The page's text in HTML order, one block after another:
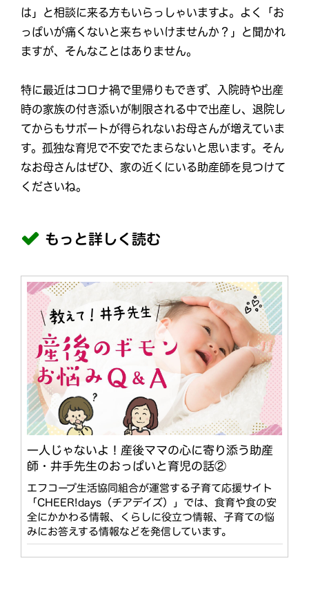
は」と相談に来る方もいらっしゃいますよ。よく「お
っぱいが痛くないと来ちゃいけませんか？」と聞かれ
ますが、そんなことはありません。
特に最近はコロナ禍で里帰りもできず、入院時や出産
時の家族の付き添いが制限される中で出産し、退院し
てからもサポートが得られないお母さんが増えていま
す。孤独な育児で不安でたまらないと思います。そん
なお母さんはぜひ、家の近くにいる助産師を見つけて
くださいね。
もっと詳しく読む
一人じゃないよ！産後ママの心に寄り添う助産
師・井手先生のおっぱいと育児の話②
エフコープ生活協同組合が運営する子育て応援サイト
「CHEER!days（チアデイズ）」では、食育や食の安
全にかかわる情報、くらしに役立つ情報、子育ての悩
みにお答えする情報などを発信しています。